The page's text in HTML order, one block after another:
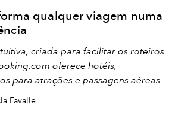
qualquer viagem numa
criada para facilitar os roteiros
oferece hotéis,
para atrações e passagens aéreas
Favalle